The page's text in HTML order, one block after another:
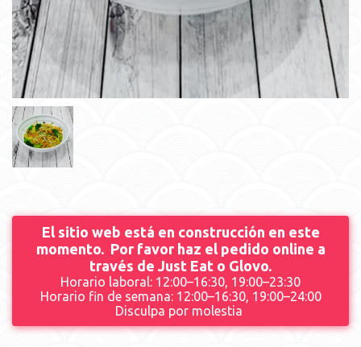
El sitio web está en construcción en este
momento. Por favor haz el pedido online a
través de Just Eat o Glovo.
Horario laboral: 12:00–16:30, 19:00–23:30
Horario fin de semana: 12:00–16:30, 19:00–24:00
Disculpa por molestia